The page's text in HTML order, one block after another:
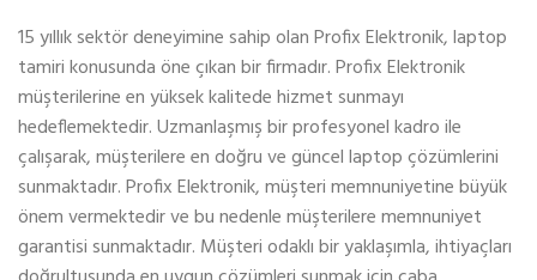
15 yıllık sektör deneyimine sahip olan Profix Elektronik, laptop
tamiri konusunda öne çıkan bir firmadır. Profix Elektronik
müşterilerine en yüksek kalitede hizmet sunmayı
hedeflemektedir. Uzmanlaşmış bir profesyonel kadro ile
çalışarak, müşterilere en doğru ve güncel laptop çözümlerini
sunmaktadır. Profix Elektronik, müşteri memnuniyetine büyük
önem vermektedir ve bu nedenle müşterilere memnuniyet
garantisi sunmaktadır. Müşteri odaklı bir yaklaşımla, ihtiyaçları